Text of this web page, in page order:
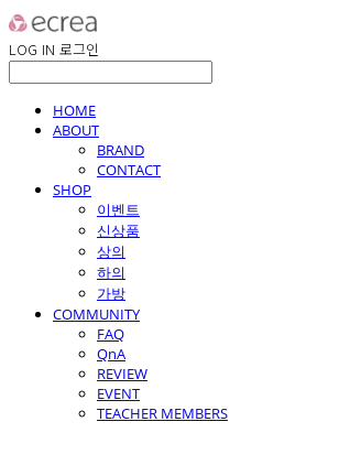
LOG IN 로그인
HOME
ABOUT
BRAND
CONTACT
SHOP
이벤트
신상품
상의
하의
가방
COMMUNITY
FAQ
QnA
REVIEW
EVENT
TEACHER MEMBERS